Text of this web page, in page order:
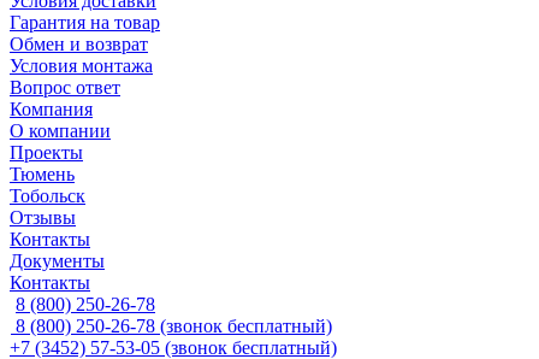
Гарантия на товар
Обмен и возврат
Условия монтажа
Вопрос ответ
Компания
О компании
Проекты
Тюмень
Тобольск
Отзывы
Контакты
Документы
Контакты
8 (800) 250-26-78
8 (800) 250-26-78 (звонок бесплатный)
+7 (3452) 57-53-05 (звонок бесплатный)